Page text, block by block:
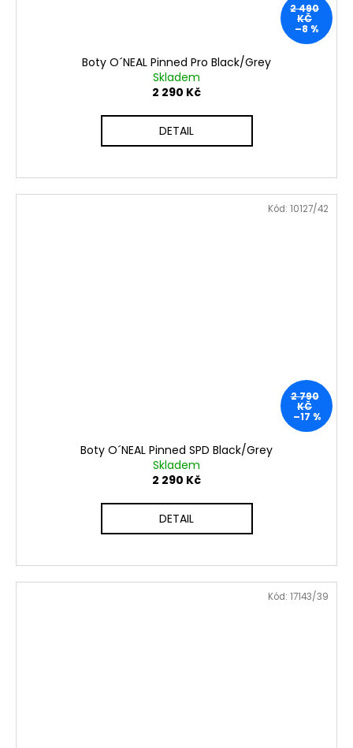
2 490
KČ
–8 %
Boty O´NEAL Pinned Pro Black/Grey
Skladem
2 290 Kč
DETAIL
2 790
KČ
–17 %
Boty O´NEAL Pinned SPD Black/Grey
Skladem
2 290 Kč
DETAIL
Kód: 10127/42
Kód: 17143/39